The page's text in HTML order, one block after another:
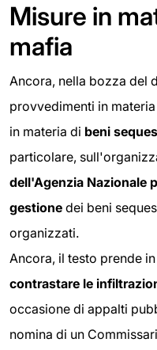
Misure in
mafia
Ancora, nella bozza del
provvedimenti in
in materia di beni
particolare,
dell'Agenzia Nazionale
gestione dei beni
organizzati.
Ancora, il testo prende
contrastare le
occasione di appalti
nomina di un